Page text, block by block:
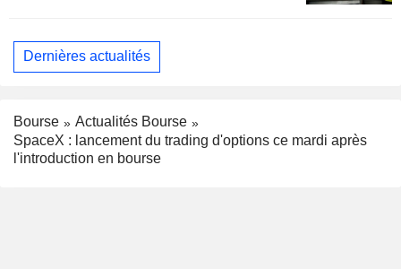
Dernières actualités
Bourse
Actualités Bourse
SpaceX : lancement du trading d'options ce mardi après
l'introduction en bourse